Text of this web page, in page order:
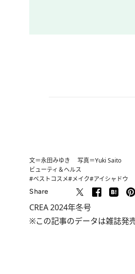
文＝永田みゆき 写真＝Yuki Saito
ビューティ＆ヘルス
#ベストコスメ#メイク#アイシャドウ
Share
CREA 2024年冬号
※この記事のデータは雑誌発